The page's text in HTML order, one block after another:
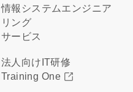
情報システムエンジニア
リング
サービス
法人向けIT研修
Training One